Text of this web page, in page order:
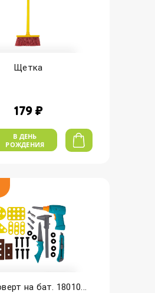
Щетка
179 ₽
В ДЕНЬ
РОЖДЕНИЯ
на бат. 18010...